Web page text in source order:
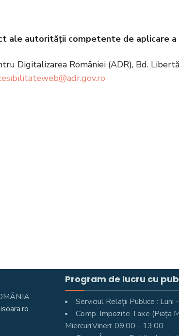
ale autorităţii competente de aplicare a
Digitalizarea României (ADR), Bd.
Program de lucru cu
Serviciul Relații Publice :
Comp. Impozite Taxe (Piața
Miercuri,Vineri: 09.00 - 13.00